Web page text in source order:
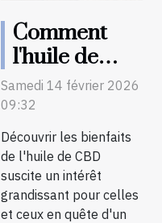
Comment
l'huile de
CBD
favorise-t-
elle un bien-
être
quotidien ?
Samedi 14 février 2026
09:32
Découvrir les bienfaits
de l'huile de CBD
suscite un intérêt
grandissant pour celles
et ceux en quête d'un